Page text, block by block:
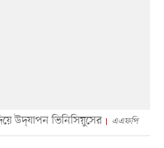
উদ্‌যাপন ভিনিসিয়ুসের এএফপি